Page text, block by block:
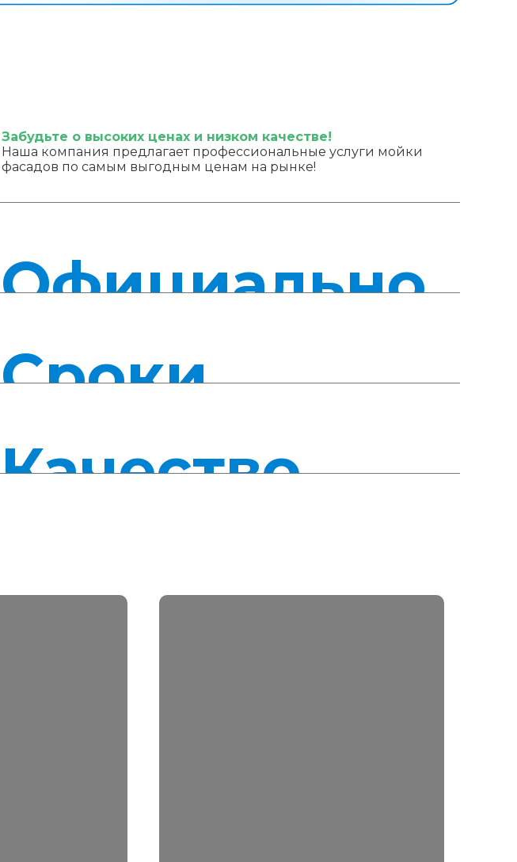
Сроки
Качество
Официально
Забудьте о высоких ценах и низком качестве!
Наша компания предлагает профессиональные услуги мойки
фасадов по самым выгодным ценам на рынке!